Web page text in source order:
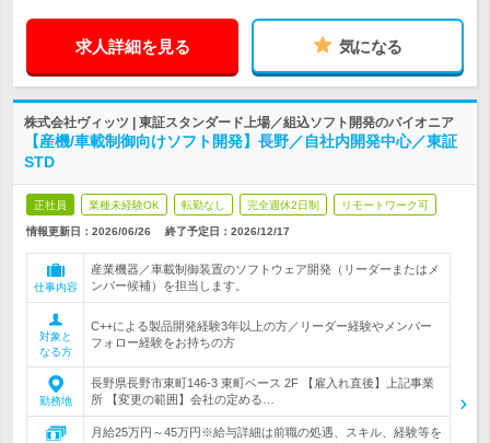
求人詳細を見る 気になる
株式会社ヴィッツ | 東証スタンダード上場／組込ソフト開発のパイオニア
【産機/車載制御向けソフト開発】長野／自社内開発中心／東証
STD
正社員 業種未経験OK 転勤なし 完全週休2日制 リモートワーク可
情報更新日：2026/06/26 終了予定日： 2026/12/17
仕事内容
産業機器／車載制御装置のソフトウェア開発（リーダーまたはメ
ンバー候補）を担当します。
対象と
なる方
C++による製品開発経験3年以上の方／リーダー経験やメンバー
フォロー経験をお持ちの方
勤務地
長野県長野市東町146-3 東町ベース 2F 【雇入れ直後】上記事業
所 【変更の範囲】会社の定める…
月給25万円～45万円※給与詳細は前職の処遇、スキル、経験等を